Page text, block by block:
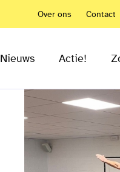
Over ons Contact
Nieuws Actie!